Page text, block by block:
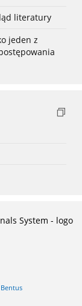
literatury
jeden z
Bentus